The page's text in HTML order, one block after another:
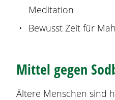
Meditation
Bewusst Zeit für
Mittel gegen
Ältere Menschen sind